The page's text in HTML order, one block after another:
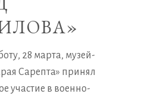
28 марта, музей-
Сарепта» принял
участие в военно-